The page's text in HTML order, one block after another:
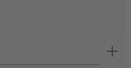
Wert ein oder